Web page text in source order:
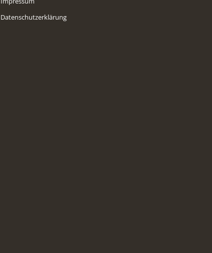
Datenschutzerklärung